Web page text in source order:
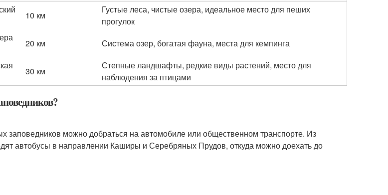
10 км
Густые леса, чистые озера, идеальное место для пеших
прогулок
20 км
Система озер, богатая фауна, места для кемпинга
30 км
Степные ландшафты, редкие виды растений, место для
наблюдения за птицами
заповедников можно добраться на автомобиле или общественном транспорте. Из
автобусы в направлении Каширы и Серебряных Прудов, откуда можно доехать до